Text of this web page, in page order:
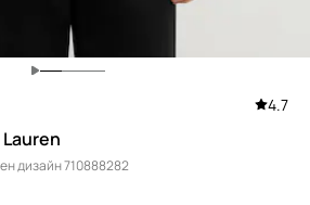
4.7
дизайн 710888282